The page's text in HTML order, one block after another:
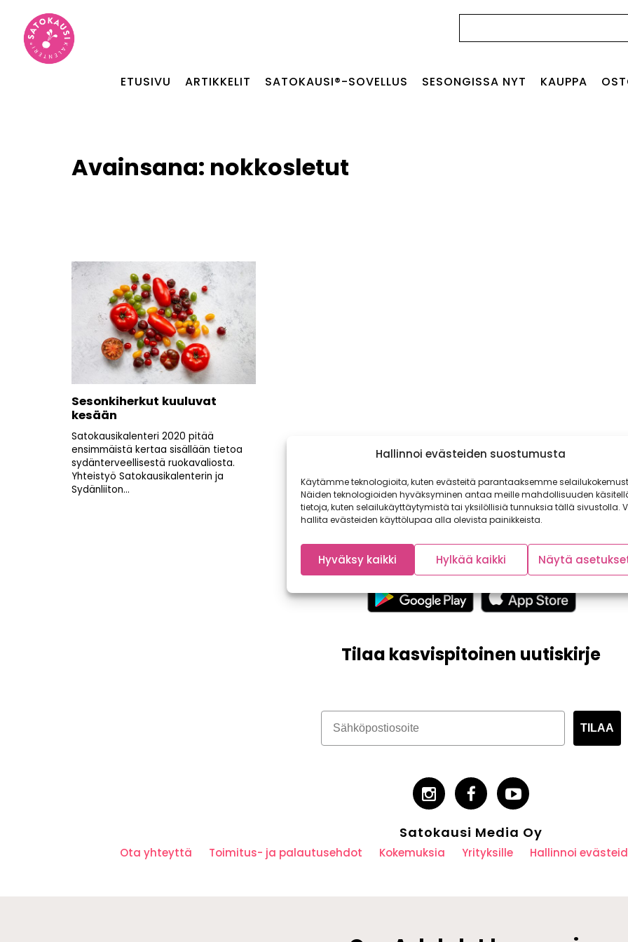
Hallinnoi evästeiden suostumusta
Käytämme teknologioita, kuten evästeitä parantaaksemme
Näiden teknologioiden hyväksyminen antaa meille mahdollisuuden
tietoja, kuten selailukäyttäytymistä tai yksilöllisiä tunnuksia tällä sivustolla.
hallita evästeiden käyttölupaa alla olevista painikkeista.
Hyväksy kaikki Hylkää kaikki Näytä
ETUSIVU ARTIKKELIT SATOKAUSI®-SOVELLUS SESONGISSA NYT KAUPPA
Avainsana: nokkosletut
Sesonkiherkut kuuluvat
kesään
Satokausikalenteri 2020 pitää
ensimmäistä kertaa sisällään tietoa
sydänterveellisestä ruokavaliosta.
Yhteistyö Satokausikalenterin ja
Sydänliiton...
Tilaa kasvispitoinen uutiskirje
TILAA
Satokausi Media Oy
Ota yhteyttä Toimitus- ja palautusehdot Kokemuksia Yrityksille Hallinnoi